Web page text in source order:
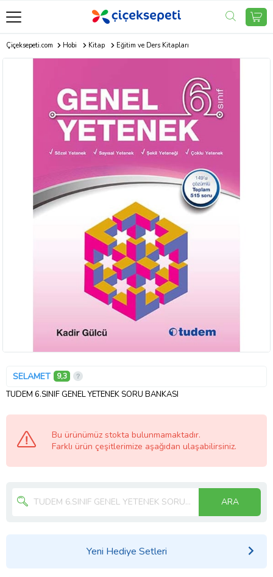
Çiçeksepeti.com Hobi Kitap Eğitim ve Ders Kitapları
SELAMET 9,3
TUDEM 6.SINIF GENEL YETENEK SORU BANKASI
Bu ürünümüz stokta bulunmamaktadır.
Farklı ürün çeşitlerimize aşağıdan ulaşabilirsiniz.
ARA
Yeni Hediye Setleri